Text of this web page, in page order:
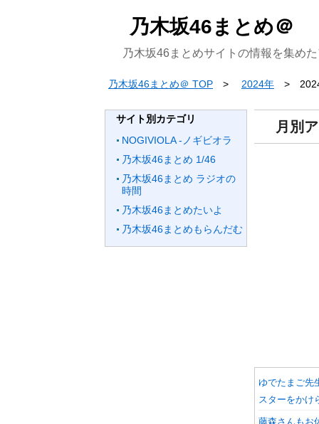
乃木坂46まとめ＠
乃木坂46まとめサイトの情報を集め
乃木坂46まとめ＠ TOP 2024年
サイト別カテゴリ
NOGIVIOLA -ノギビオラ
乃木坂46まとめ 1/46
乃木坂46まとめ ラジオの
時間
乃木坂46まとめたいよ
乃木坂46まとめもらんだむ
月別
ゆでたまご先
スターをかけ
藤森さんもお